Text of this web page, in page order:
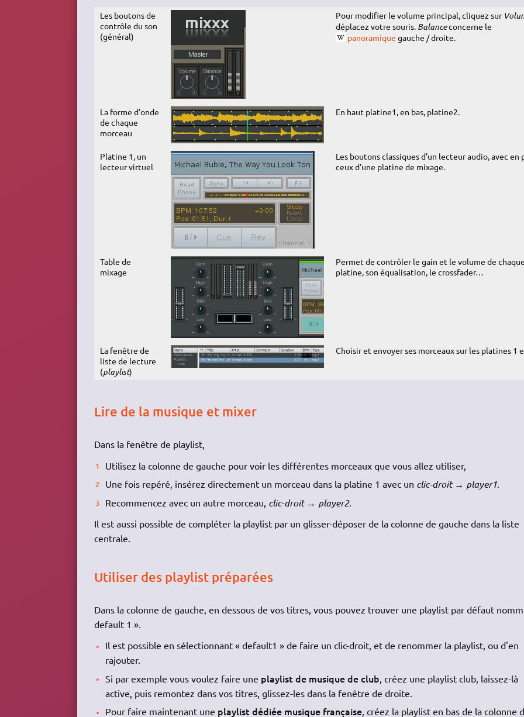
Les boutons de
contrôle du son
(général)
Pour modifier le volume principal, cliquez sur
déplacez votre souris. Balanceconcerne le
panoramique gauche / droite.
La forme d'onde
de chaque
morceau
En haut platine1, en bas, platine2.
Platine 1, un
lecteur virtuel
Les boutons classiques d'un lecteur audio, avec en
ceux d'une platine de mixage.
Table de
mixage
Permet de contrôler le gain et le volume de
platine, son équalisation, le crossfader…
La fenêtre de
liste de lecture
(playlist)
Choisir et envoyer ses morceaux sur les platines 1
Lire de la musique et mixer
Dans la fenêtre de playlist,
Utilisez la colonne de gauche pour voir les différentes morceaux que vous allez utiliser,
Une fois repéré, insérez directement un morceau dans la platine 1 avec un clic-droit → player1.
Recommencez avec un autre morceau, clic-droit → player2.
Il est aussi possible de compléter la playlist par un glisser-déposer de la colonne de gauche dans la liste
centrale.
Utiliser des playlist préparées
Dans la colonne de gauche, en dessous de vos titres, vous pouvez trouver une playlist par défaut
default 1 ».
Il est possible en sélectionnant « default1 » de faire un clic-droit, et de renommer la playlist, ou d'en
rajouter.
Si par exemple vous voulez faire une playlist de musique de club , créez une playlist club, laissez-là
active, puis remontez dans vos titres, glissez-les dans la fenêtre de droite.
Pour faire maintenant une playlist dédiée musique française, créez la playlist en bas de la colonne